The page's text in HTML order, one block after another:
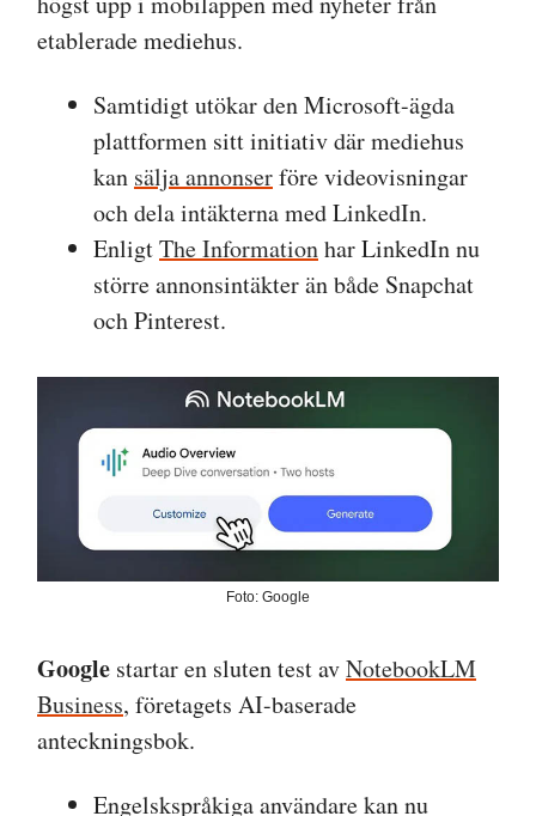
etablerade mediehus.
Samtidigt utökar den Microsoft-ägda
plattformen sitt initiativ där mediehus
kan sälja annonserföre videovisningar
och dela intäkterna med LinkedIn.
EnligtThe Informationhar LinkedIn nu
större annonsintäkter än både Snapchat
och Pinterest.
Foto: Google
Google startar en sluten test avNotebookLM
Business, företagets AI-baserade
anteckningsbok.
Engelskspråkiga användare kan nu